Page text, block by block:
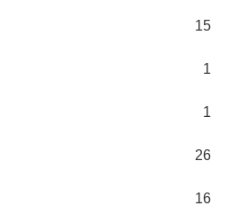
15
1
1
26
16